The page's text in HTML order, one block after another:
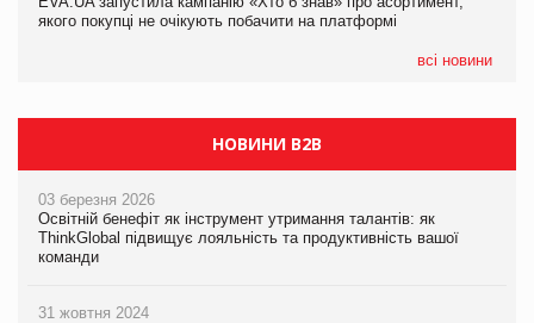
якого покупці не очікують побачити на платформі
всі новини
Мережа супермаркетів VARUS купує мережу магазинів
НОВИНИ B2B
03 березня 2026
Освітній бенефіт як інструмент утримання талантів: як
ThinkGlobal підвищує лояльність та продуктивність вашої
команди
31 жовтня 2024